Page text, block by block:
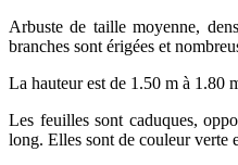
Arbuste de taille moyenne,
branches sont érigées et
La hauteur est de 1.50 m à 1.80
Les feuilles sont caduques,
long. Elles sont de couleur verte